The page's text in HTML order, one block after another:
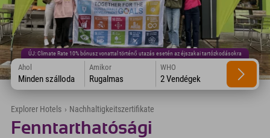
ÚJ: Climate Rate 10% bónusz vonattal történő utazás esetén az éjszakai tartózkodásokra
Ahol
Minden szálloda
Amikor
Rugalmas
WHO
2 Vendégek
Explorer Hotels › Nachhaltigkeitszertifikate
Fenntarthatósági